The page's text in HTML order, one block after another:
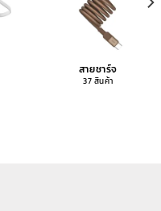
สายชาร์จ
37 สินค้า